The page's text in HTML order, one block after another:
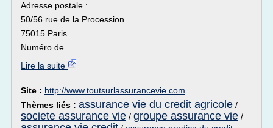
Adresse postale :
50/56 rue de la Procession
75015 Paris
Numéro de...
Lire la suite
Site : http://www.toutsurlassurancevie.com
Thèmes liés : assurance vie du credit agricole /
societe assurance vie / groupe assurance vie /